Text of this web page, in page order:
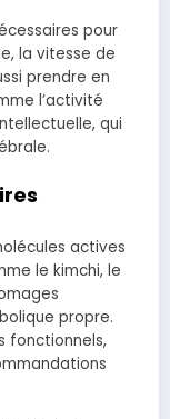
pour
la vitesse de
prendre en
l’activité
qui
actives
le kimchi, le
propre.
fonctionnels,